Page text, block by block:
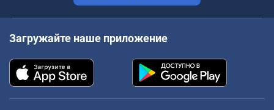
Загружайте наше приложение